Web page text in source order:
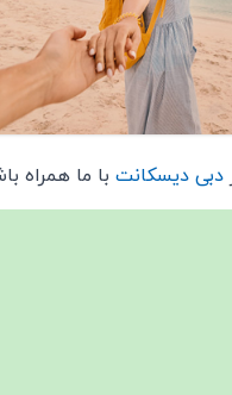
دبی دیسکانت با ما همراه